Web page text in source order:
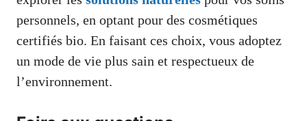
personnels, en optant pour des cosmétiques
certifiés bio. En faisant ces choix, vous adoptez
un mode de vie plus sain et respectueux de
l’environnement.